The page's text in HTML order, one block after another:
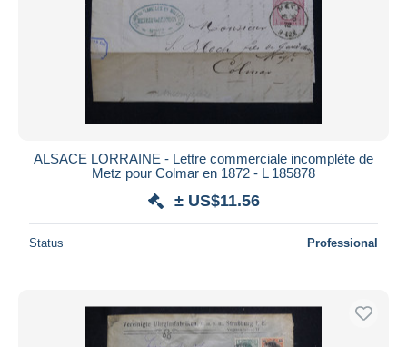
ALSACE LORRAINE - Lettre commerciale incomplète de
Metz pour Colmar en 1872 - L 185878
± US$11.56
Status Professional